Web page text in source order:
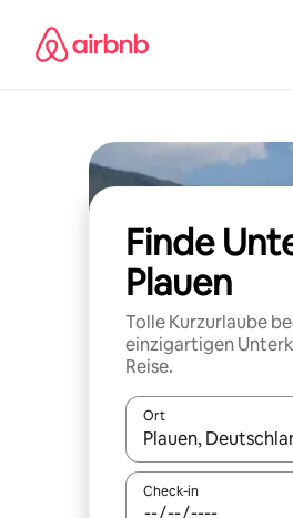
Inhalten
springen
Finde
Plauen
Tolle Kurzurlaube
einzigartigen
Reise.
Ort
Wenn Ergebnisse
Check-in